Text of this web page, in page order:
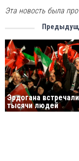
Эта новость была
Эрдогана встречали
тысячи людей